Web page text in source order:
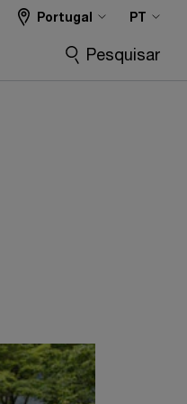
Portugal PT
Pesquisar